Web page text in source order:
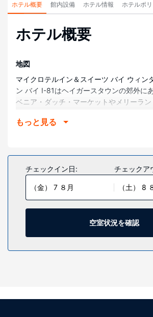
ホテル概要 館内設備 ホテル情報 ホテルポ
ホテル概要
地図
マイクロテルイン＆スイーツ バイ ウィン
ン バイ I-81はヘイガースタウンの郊外に
ベニア・ダッチ・マーケットやメリーラ
7.6 km、ヘイガーズタウン プレミアム ア
全部で 53 室ある冷房完備の客室で、ご滞
さい。ピロートップのベッドが客室に備わ
(無料)をお使いいただけるほか、デジタル
だけます。デスクをご利用いただけるほか
グ サービスは、毎日行われ、ベビーベッ
トも受け付けています。
施設
便利なWiFi (無料)、テレビ (共用エリア)
もっと見る
チェックイン日:
（金） 7 ８月
チェックア
（土） 8
空室状況を確認